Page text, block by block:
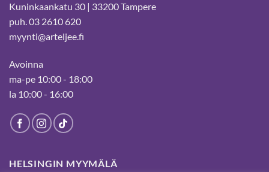
Kuninkaankatu 30 | 33200 Tampere
puh. 03 2610 620
myynti@arteljee.fi
Avoinna
ma-pe 10:00 - 18:00
la 10:00 - 16:00
HELSINGIN MYYMÄLÄ